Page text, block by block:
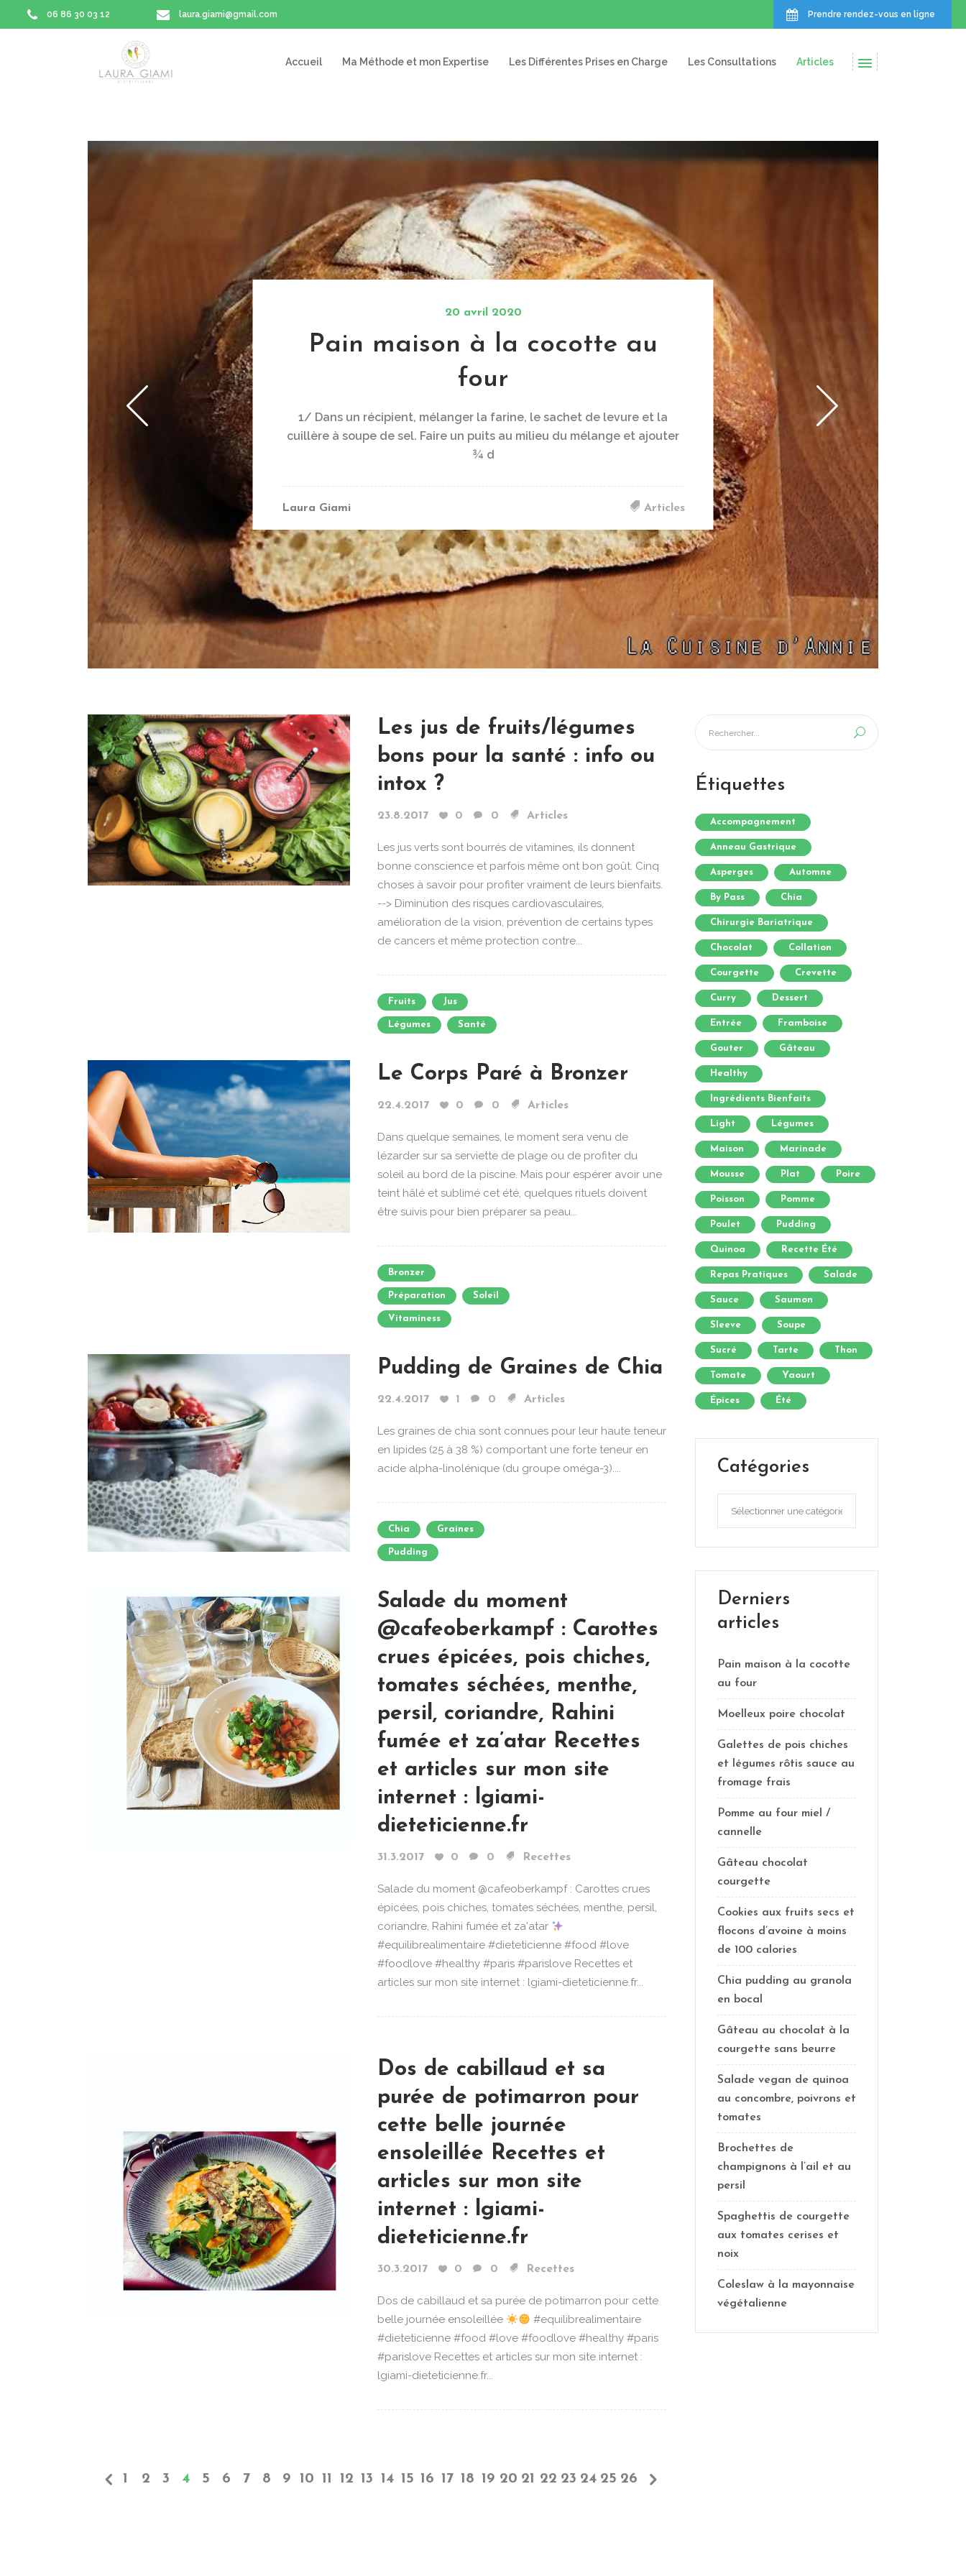
06 86 30 03 12 laura.giami@gmail.com Prendre rendez-vous en ligne
Accueil Ma Méthode et mon Expertise Les Différentes Prises en Charge Les Consultations Articles
20 avril 2020
Pain maison à la cocotte au
four
1/ Dans un récipient, mélanger la farine, le sachet de levure et la
cuillère à soupe de sel. Faire un puits au milieu du mélange et ajouter
¾ d
Laura Giami Articles
Les jus de fruits/légumes
bons pour la santé : info ou
intox ?
23.8.2017 0 0 Articles
Les jus verts sont bourrés de vitamines, ils donnent
bonne conscience et parfois même ont bon goût. Cinq
choses à savoir pour profiter vraiment de leurs bienfaits.
--> Diminution des risques cardiovasculaires,
amélioration de la vision, prévention de certains types
de cancers et même protection contre...
Fruits Jus
Légumes Santé
Le Corps Paré à Bronzer
22.4.2017 0 0 Articles
Dans quelque semaines, le moment sera venu de
lézarder sur sa serviette de plage ou de profiter du
soleil au bord de la piscine. Mais pour espérer avoir une
teint hâlé et sublimé cet été, quelques rituels doivent
être suivis pour bien préparer sa peau...
Bronzer
Préparation Soleil
Vitaminess
Pudding de Graines de Chia
22.4.2017 1 0 Articles
Les graines de chia sont connues pour leur haute teneur
en lipides (25 à 38 %) comportant une forte teneur en
acide alpha-linolénique (du groupe oméga-3)....
Chia Graines
Pudding
Salade du moment
@cafeoberkampf : Carottes
crues épicées, pois chiches,
tomates séchées, menthe,
persil, coriandre, Rahini
fumée et za’atar Recettes
et articles sur mon site
internet : lgiami-
dieteticienne.fr
31.3.2017 0 0 Recettes
Salade du moment @cafeoberkampf : Carottes crues
épicées, pois chiches, tomates séchées, menthe, persil,
coriandre, Rahini fumée et za'atar
#equilibrealimentaire #dieteticienne #food #love
#foodlove #healthy #paris #parislove Recettes et
articles sur mon site internet : lgiami-dieteticienne.fr...
Dos de cabillaud et sa
purée de potimarron pour
cette belle journée
ensoleillée Recettes et
articles sur mon site
internet : lgiami-
dieteticienne.fr
30.3.2017 0 0 Recettes
Dos de cabillaud et sa purée de potimarron pour cette
belle journée ensoleillée
#equilibrealimentaire
#dieteticienne #food #love #foodlove #healthy #paris
#parislove Recettes et articles sur mon site internet :
lgiami-dieteticienne.fr...
1 2 3 4 5 6 7 8 9 10 11 12 13 14 15 16 17 18 19 20 21 22 23 24 25 26
Étiquettes
Accompagnement
Anneau Gastrique
Asperges Automne
By Pass Chia
Chirurgie Bariatrique
Chocolat Collation
Courgette Crevette
Curry Dessert
Entrée Framboise
Gouter Gâteau
Healthy
Ingrédients Bienfaits
Light Légumes
Maison Marinade
Mousse Plat Poire
Poisson Pomme
Poulet Pudding
Quinoa Recette Été
Repas Pratiques Salade
Sauce Saumon
Sleeve Soupe
Sucré Tarte Thon
Tomate Yaourt
Épices Été
Catégories
Derniers
articles
Pain maison à la cocotte
au four
Moelleux poire chocolat
Galettes de pois chiches
et légumes rôtis sauce au
fromage frais
Pomme au four miel /
cannelle
Gâteau chocolat
courgette
Cookies aux fruits secs et
flocons d’avoine à moins
de 100 calories
Chia pudding au granola
en bocal
Gâteau au chocolat à la
courgette sans beurre
Salade vegan de quinoa
au concombre, poivrons et
tomates
Brochettes de
champignons à l’ail et au
persil
Spaghettis de courgette
aux tomates cerises et
noix
Coleslaw à la mayonnaise
végétalienne